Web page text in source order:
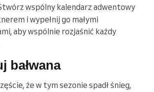
wspólny kalendarz adwentowy
i wypełnij go małymi
aby wspólnie rozjaśnić każdy
bałwana
że w tym sezonie spadł śnieg,